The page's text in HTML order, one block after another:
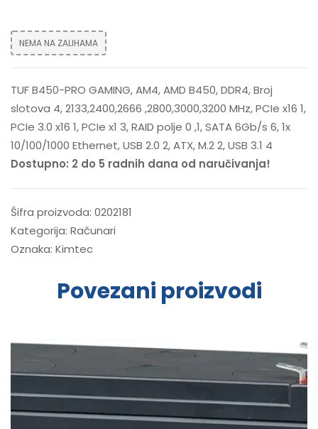
NEMA NA ZALIHAMA
TUF B450-PRO GAMING, AM4, AMD B450, DDR4, Broj
slotova 4, 2133,2400,2666 ,2800,3000,3200 MHz, PCIe x16 1,
PCIe 3.0 x16 1, PCIe x1 3, RAID polje 0 ,1, SATA 6Gb/s 6, 1x
10/100/1000 Ethernet, USB 2.0 2, ATX, M.2 2, USB 3.1 4
Dostupno: 2 do 5 radnih dana od naručivanja!
Šifra proizvoda: 0202181
Kategorija: Računari
Oznaka: Kimtec
Povezani proizvodi